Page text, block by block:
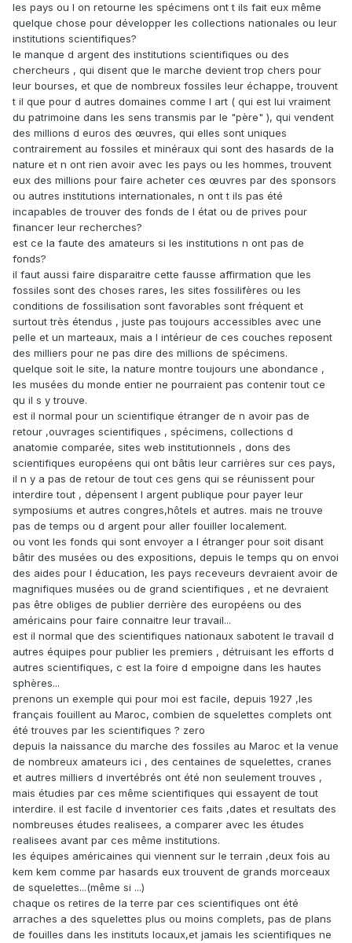
les pays ou l on retourne les spécimens ont t ils fait eux même
quelque chose pour développer les collections nationales ou leur
institutions scientifiques?
le manque d argent des institutions scientifiques ou des
chercheurs , qui disent que le marche devient trop chers pour
leur bourses, et que de nombreux fossiles leur échappe, trouvent
t il que pour d autres domaines comme l art ( qui est lui vraiment
du patrimoine dans les sens transmis par le "père" ), qui vendent
des millions d euros des œuvres, qui elles sont uniques
contrairement au fossiles et minéraux qui sont des hasards de la
nature et n ont rien avoir avec les pays ou les hommes, trouvent
eux des millions pour faire acheter ces œuvres par des sponsors
ou autres institutions internationales, n ont t ils pas été
incapables de trouver des fonds de l état ou de prives pour
financer leur recherches?
est ce la faute des amateurs si les institutions n ont pas de
fonds?
il faut aussi faire disparaitre cette fausse affirmation que les
fossiles sont des choses rares, les sites fossilifères ou les
conditions de fossilisation sont favorables sont fréquent et
surtout très étendus , juste pas toujours accessibles avec une
pelle et un marteaux, mais a l intérieur de ces couches reposent
des milliers pour ne pas dire des millions de spécimens.
quelque soit le site, la nature montre toujours une abondance ,
les musées du monde entier ne pourraient pas contenir tout ce
qu il s y trouve.
est il normal pour un scientifique étranger de n avoir pas de
retour ,ouvrages scientifiques , spécimens, collections d
anatomie comparée, sites web institutionnels , dons des
scientifiques européens qui ont bâtis leur carrières sur ces pays,
il n y a pas de retour de tout ces gens qui se réunissent pour
interdire tout , dépensent l argent publique pour payer leur
symposiums et autres congres,hôtels et autres. mais ne trouve
pas de temps ou d argent pour aller fouiller localement.
ou vont les fonds qui sont envoyer a l étranger pour soit disant
bâtir des musées ou des expositions, depuis le temps qu on envoi
des aides pour l éducation, les pays receveurs devraient avoir de
magnifiques musées ou de grand scientifiques , et ne devraient
pas être obliges de publier derrière des européens ou des
américains pour faire connaitre leur travail...
est il normal que des scientifiques nationaux sabotent le travail d
autres équipes pour publier les premiers , détruisant les efforts d
autres scientifiques, c est la foire d empoigne dans les hautes
sphères...
prenons un exemple qui pour moi est facile, depuis 1927 ,les
français fouillent au Maroc, combien de squelettes complets ont
été trouves par les scientifiques ? zero
depuis la naissance du marche des fossiles au Maroc et la venue
de nombreux amateurs ici , des centaines de squelettes, cranes
et autres milliers d invertébrés ont été non seulement trouves ,
mais étudies par ces même scientifiques qui essayent de tout
interdire. il est facile d inventorier ces faits ,dates et resultats des
nombreuses études realisees, a comparer avec les études
realisees avant par ces même institutions.
les équipes américaines qui viennent sur le terrain ,deux fois au
kem kem comme par hasards eux trouvent de grands morceaux
de squelettes...(même si ...)
chaque os retires de la terre par ces scientifiques ont été
arraches a des squelettes plus ou moins complets, pas de plans
de fouilles dans les instituts locaux,et jamais les scientifiques ne